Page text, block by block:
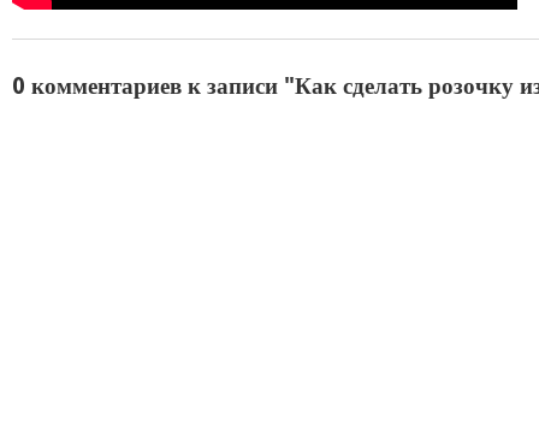
0 комментариев к записи "Как сделать розочку